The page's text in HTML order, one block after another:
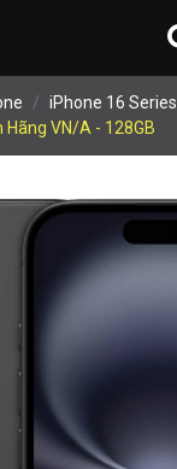
iPhone 16 Series
Hãng VN/A - 128GB